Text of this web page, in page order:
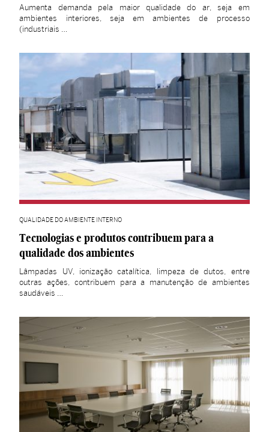
Aumenta demanda pela maior qualidade do ar, seja em
ambientes interiores, seja em ambientes de processo
(industriais …
QUALIDADE DO AMBIENTE INTERNO
Tecnologias e produtos contribuem para a
qualidade dos ambientes
Lâmpadas UV, ionização catalítica, limpeza de dutos, entre
outras ações, contribuem para a manutenção de ambientes
saudáveis …